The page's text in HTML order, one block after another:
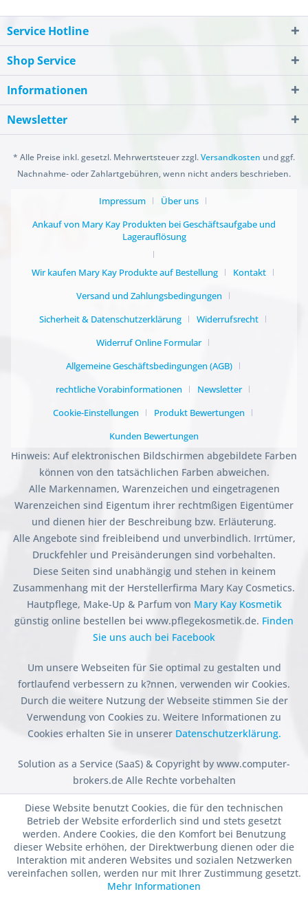
Service Hotline
Shop Service
Informationen
Newsletter
* Alle Preise inkl. gesetzl. Mehrwertsteuer zzgl.Versandkosten und ggf.
Nachnahme- oder Zahlartgebühren, wenn nicht anders beschrieben.
Impressum
Über uns
Ankauf von Mary Kay Produkten bei Geschäftsaufgabe und
Lagerauflösung
Wir kaufen Mary Kay Produkte auf Bestellung
Kontakt
Versand und Zahlungsbedingungen
Sicherheit & Datenschutzerklärung
Widerrufsrecht
Widerruf Online Formular
Allgemeine Geschäftsbedingungen (AGB)
rechtliche Vorabinformationen
Newsletter
Cookie-Einstellungen
Produkt Bewertungen
Kunden Bewertungen
Hinweis: Auf elektronischen Bildschirmen abgebildete Farben
können von den tatsächlichen Farben abweichen.
Alle Markennamen, Warenzeichen und eingetragenen
Warenzeichen sind Eigentum ihrer rechtmßigen Eigentümer
und dienen hier der Beschreibung bzw. Erläuterung.
Alle Angebote sind freibleibend und unverbindlich. Irrtümer,
Druckfehler und Preisänderungen sind vorbehalten.
Diese Seiten sind unabhängig und stehen in keinem
Zusammenhang mit der Herstellerfirma Mary Kay Cosmetics.
Hautpflege, Make-Up & Parfum von Mary Kay Kosmetik
günstig online bestellen bei www.pflegekosmetik.de. Finden
Sie uns auch bei Facebook
Um unsere Webseiten für Sie optimal zu gestalten und
fortlaufend verbessern zu k?nnen, verwenden wir Cookies.
Durch die weitere Nutzung der Webseite stimmen Sie der
Verwendung von Cookies zu. Weitere Informationen zu
Cookies erhalten Sie in unserer Datenschutzerklärung.
Solution as a Service (SaaS) & Copyright by www.computer-
brokers.de Alle Rechte vorbehalten
Diese Website benutzt Cookies, die für den technischen
Betrieb der Website erforderlich sind und stets gesetzt
werden. Andere Cookies, die den Komfort bei Benutzung
dieser Website erhöhen, der Direktwerbung dienen oder die
Interaktion mit anderen Websites und sozialen Netzwerken
vereinfachen sollen, werden nur mit Ihrer Zustimmung gesetzt.
Mehr Informationen